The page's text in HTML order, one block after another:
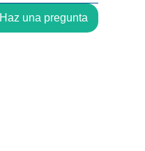
Haz una pregunta